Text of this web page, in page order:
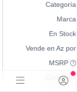
Categoría
Marca
En Stock
Vende en Az por
MSRP
Condición